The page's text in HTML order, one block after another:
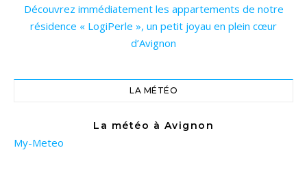
Découvrez immédiatement les appartements de notre
résidence « LogiPerle », un petit joyau en plein cœur
d’Avignon
LA MÉTÉO
La météo à Avignon
My-Meteo